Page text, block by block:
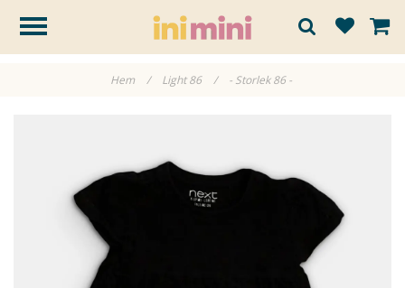
Hem / Light 86 / - Storlek 86 -